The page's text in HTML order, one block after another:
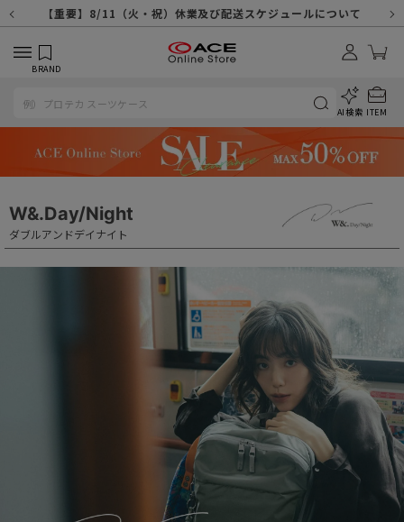
【重要】システムエラーによる出荷遅延につきまして
【重要】8/11（火・祝）休業及び配送スケジュールについて
【重要】令和８年熊本地震に伴う配送への影響について
【重要】納品書・領収書ペーパーレス化（電子化）のお知らせ
【重要】天候不良や交通状況・物量増等に伴う配送への影響について
【重要】悪質な詐欺サイトにご注意ください
【重要】各種メールが届かない場合に関しまして
【重要】お問い合わせのご対応に関しまして
【重要】SNSのなりすまし詐欺にご注意ください
BRAND
AI検索 ITEM
W&.Day/Night
ダブルアンドデイナイト